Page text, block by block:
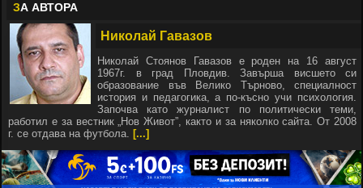
ЗА АВТОРА
Николай Гавазов
Николай Стоянов Гавазов е роден на 16 август
1967г. в град Пловдив. Завърша висшето си
образование във Велико Търново, специалност
история и педагогика, а по-късно учи психология.
Започва като журналист по политически теми,
работил е за вестник „Нов Живот”, както и за няколко сайта. От 2008
г. се отдава на футбола. [...]